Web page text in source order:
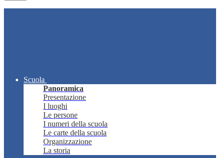
Scuola
Panoramica
Presentazione
I luoghi
Le persone
I numeri della scuola
Le carte della scuola
Organizzazione
La storia